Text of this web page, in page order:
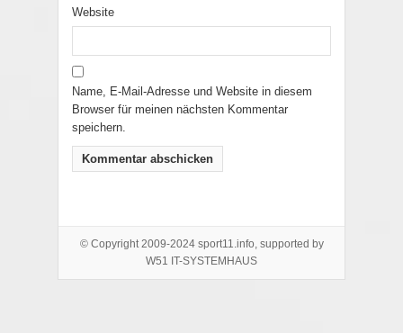
Website
Name, E-Mail-Adresse und Website in diesem
Browser für meinen nächsten Kommentar
speichern.
© Copyright 2009-2024 sport11.info, supported by
W51 IT-SYSTEMHAUS